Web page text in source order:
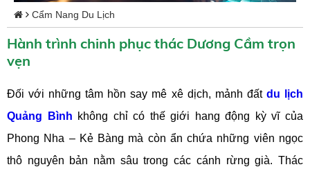
Cẩm Nang Du Lịch
Hành trình chinh phục thác Dương Cầm trọn
vẹn
Đối với những tâm hồn say mê xê dịch, mảnh đất du lịch
Quảng Bình không chỉ có thế giới hang động kỳ vĩ của
Phong Nha – Kẻ Bàng mà còn ẩn chứa những viên ngọc
thô nguyên bản nằm sâu trong các cánh rừng già. Thác